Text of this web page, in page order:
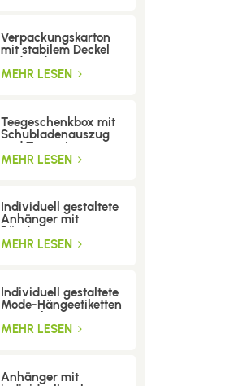
Verpackungskarton
mit stabilem Deckel
und Boden
MEHR LESEN
Teegeschenkbox mit
Schubladenauszug
und Trenneinsatz
MEHR LESEN
Individuell gestaltete
Anhänger mit
Bändern
MEHR LESEN
Individuell gestaltete
Mode-Hängeetiketten
mit Löchern
MEHR LESEN
Anhänger mit